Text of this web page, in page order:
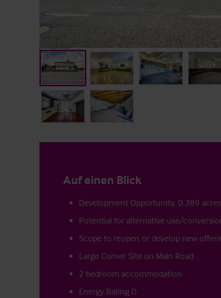
Auf einen Blick
Development Opportunity. 0.389 acres
Potential for alternative use/
Scope to reopen or develop new
Large Corner Site on Main Road
2 bedroom accommodation
Energy Rating D